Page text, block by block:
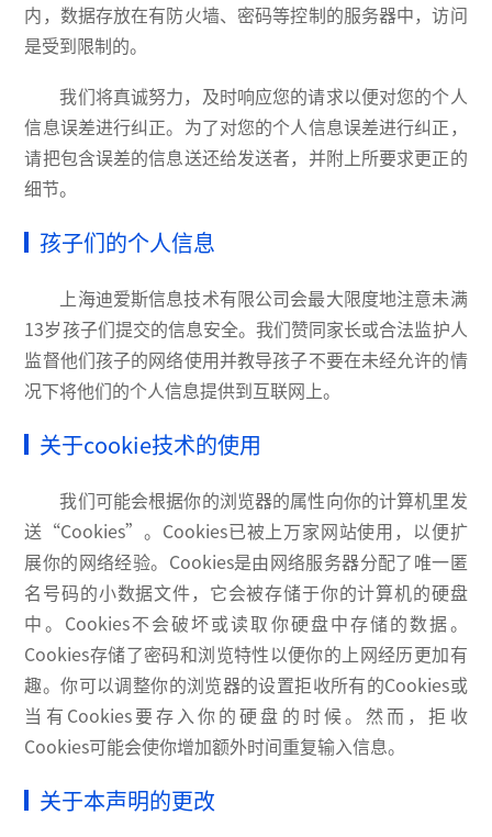
内，数据存放在有防火墙、密码等控制的服务器中，访问
是受到限制的。
我们将真诚努力，及时响应您的请求以便对您的个人
信息误差进行纠正。为了对您的个人信息误差进行纠正，
请把包含误差的信息送还给发送者，并附上所要求更正的
细节。
孩子们的个人信息
上海迪爱斯信息技术有限公司会最大限度地注意未满
13岁孩子们提交的信息安全。我们赞同家长或合法监护人
监督他们孩子的网络使用并教导孩子不要在未经允许的情
况下将他们的个人信息提供到互联网上。
关于cookie技术的使用
我们可能会根据你的浏览器的属性向你的计算机里发
送“Cookies”。Cookies已被上万家网站使用，以便扩
展你的网络经验。Cookies是由网络服务器分配了唯一匿
名号码的小数据文件，它会被存储于你的计算机的硬盘
中。Cookies不会破坏或读取你硬盘中存储的数据。
Cookies存储了密码和浏览特性以便你的上网经历更加有
趣。你可以调整你的浏览器的设置拒收所有的Cookies或
当有Cookies要存入你的硬盘的时候。然而，拒收
Cookies可能会使你增加额外时间重复输入信息。
关于本声明的更改